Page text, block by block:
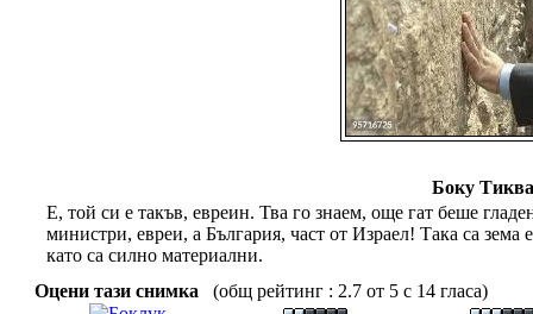
Боку
Е, той си е такъв, евреин. Тва го знаем, още гат беше
министри, евреи, а България, част от Израел! Така са
като са силно материални.
Оцени тази снимка
(общ рейтинг : 2.7 от 5 с 14 гласа)